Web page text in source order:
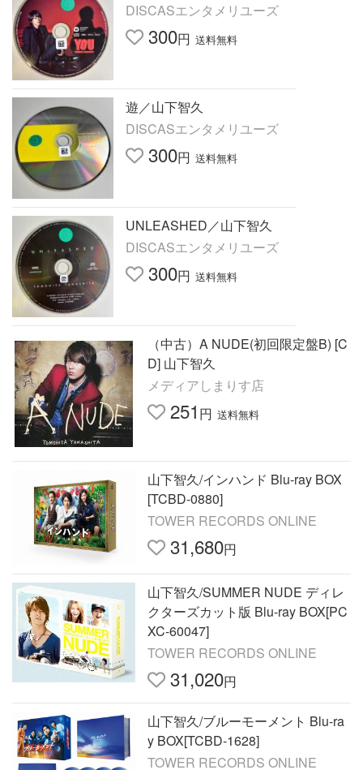
DISCASエンタメリユーズ
300円 送料無料
遊／山下智久
DISCASエンタメリユーズ
300円 送料無料
UNLEASHED／山下智久
DISCASエンタメリユーズ
300円 送料無料
（中古）A NUDE(初回限定盤B) [C
D] 山下智久
メディアしまりす店
251 円 送料無料
山下智久/インハンド Blu-ray BOX
[TCBD-0880]
TOWER RECORDS ONLINE
31,680円
山下智久/SUMMER NUDE ディレ
クターズカット版 Blu-ray BOX[PC
XC-60047]
TOWER RECORDS ONLINE
31,020円
山下智久/ブルーモーメント Blu-ra
y BOX[TCBD-1628]
TOWER RECORDS ONLINE